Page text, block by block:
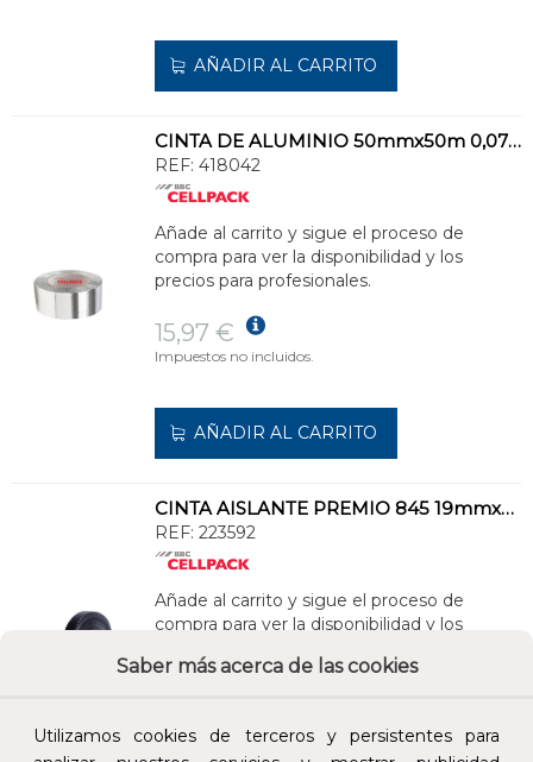
Saber más acerca de las cookies
Utilizamos cookies de terceros y persistentes para
AÑADIR AL CARRITO
CINTA DE ALUMINIO 50mmx50m 0,07mm PLATA
REF: 418042
Añade al carrito y sigue el proceso de
compra para ver la disponibilidad y los
precios para profesionales.
15,97 €
Impuestos no incluidos.
AÑADIR AL CARRITO
CINTA AISLANTE PREMIO 845 19mmx20m 0,18mm NEGRO
REF: 223592
Añade al carrito y sigue el proceso de
compra para ver la disponibilidad y los